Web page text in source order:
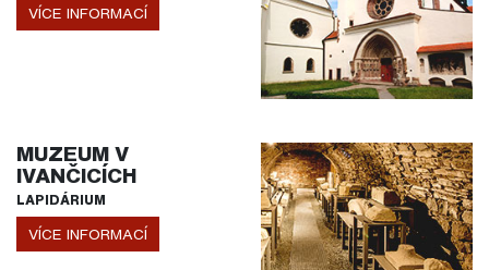
VÍCE INFORMACÍ
MUZEUM V
IVANČICÍCH
LAPIDÁRIUM
VÍCE INFORMACÍ